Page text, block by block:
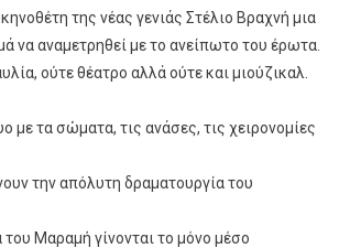
της νέας γενιάς Στέλιο Βραχνή μια
να αναμετρηθεί με το ανείπωτο του έρωτα.
ούτε θέατρο αλλά ούτε και μιούζικαλ.
με τα σώματα, τις ανάσες, τις χειρονομίες
την απόλυτη δραματουργία του
Μαραμή γίνονται το μόνο μέσο